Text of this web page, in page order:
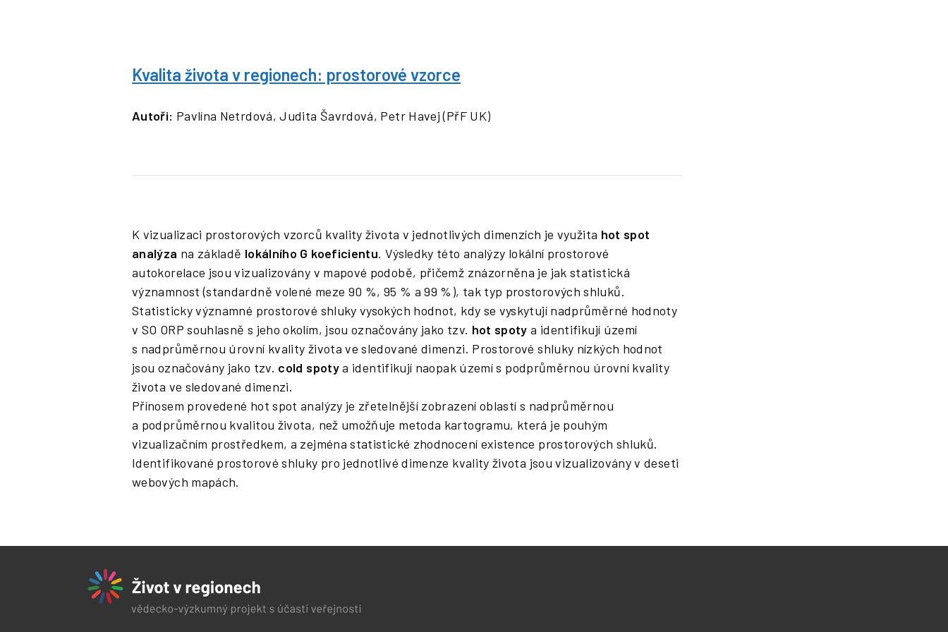
Kvalita života v regionech: prostorové vzorce
Autoři: Pavlína Netrdová, Judita Šavrdová, Petr Havej (PřF UK)
K vizualizaci prostorových vzorců kvality života v jednotlivých dimenzích je využita hot spot
analýza na základě lokálního G koeficientu. Výsledky této analýzy lokální prostorové
autokorelace jsou vizualizovány v mapové podobě, přičemž znázorněna je jak statistická
významnost (standardně volené meze 90 %, 95 % a 99 %), tak typ prostorových shluků.
Statisticky významné prostorové shluky vysokých hodnot, kdy se vyskytují nadprůměrné hodnoty
v SO ORP souhlasně s jeho okolím, jsou označovány jako tzv. hot spoty a identifikují území
s nadprůměrnou úrovní kvality života ve sledované dimenzi. Prostorové shluky nízkých hodnot
jsou označovány jako tzv. cold spotya identifikují naopak území s podprůměrnou úrovní kvality
života ve sledované dimenzi.
Přínosem provedené hot spot analýzy je zřetelnější zobrazení oblastí s nadprůměrnou
a podprůměrnou kvalitou života, než umožňuje metoda kartogramu, která je pouhým
vizualizačním prostředkem, a zejména statistické zhodnocení existence prostorových shluků.
Identifikované prostorové shluky pro jednotlivé dimenze kvality života jsou vizualizovány v deseti
webových mapách.